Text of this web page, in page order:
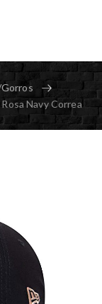
Navy Correa